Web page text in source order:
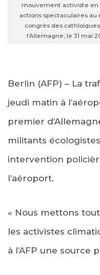
mouvement activiste en
actions spectaculaires
congrès des
l'Allemagne, le 31 mai
Berlin (AFP) – La
jeudi matin à
premier
militants
intervention
l’aéroport.
« Nous mettons
les activistes
à l’AFP une source